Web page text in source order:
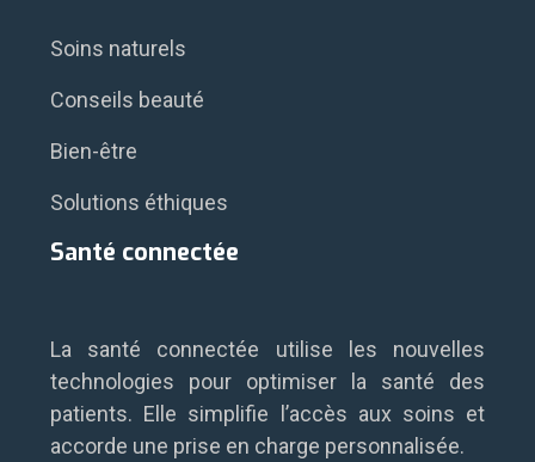
Soins naturels
Conseils beauté
Bien-être
Solutions éthiques
Santé connectée
La santé connectée utilise les nouvelles
technologies pour optimiser la santé des
patients. Elle simplifie l’accès aux soins et
accorde une prise en charge personnalisée.